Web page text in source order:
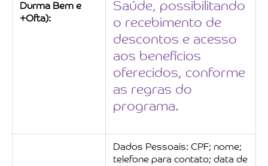
Durma Bem e
+Ofta):
Saúde, possibilitando
o recebimento de
descontos e acesso
aos benefícios
oferecidos, conforme
as regras do
programa.
Dados Pessoais: CPF; nome;
telefone para contato; data de